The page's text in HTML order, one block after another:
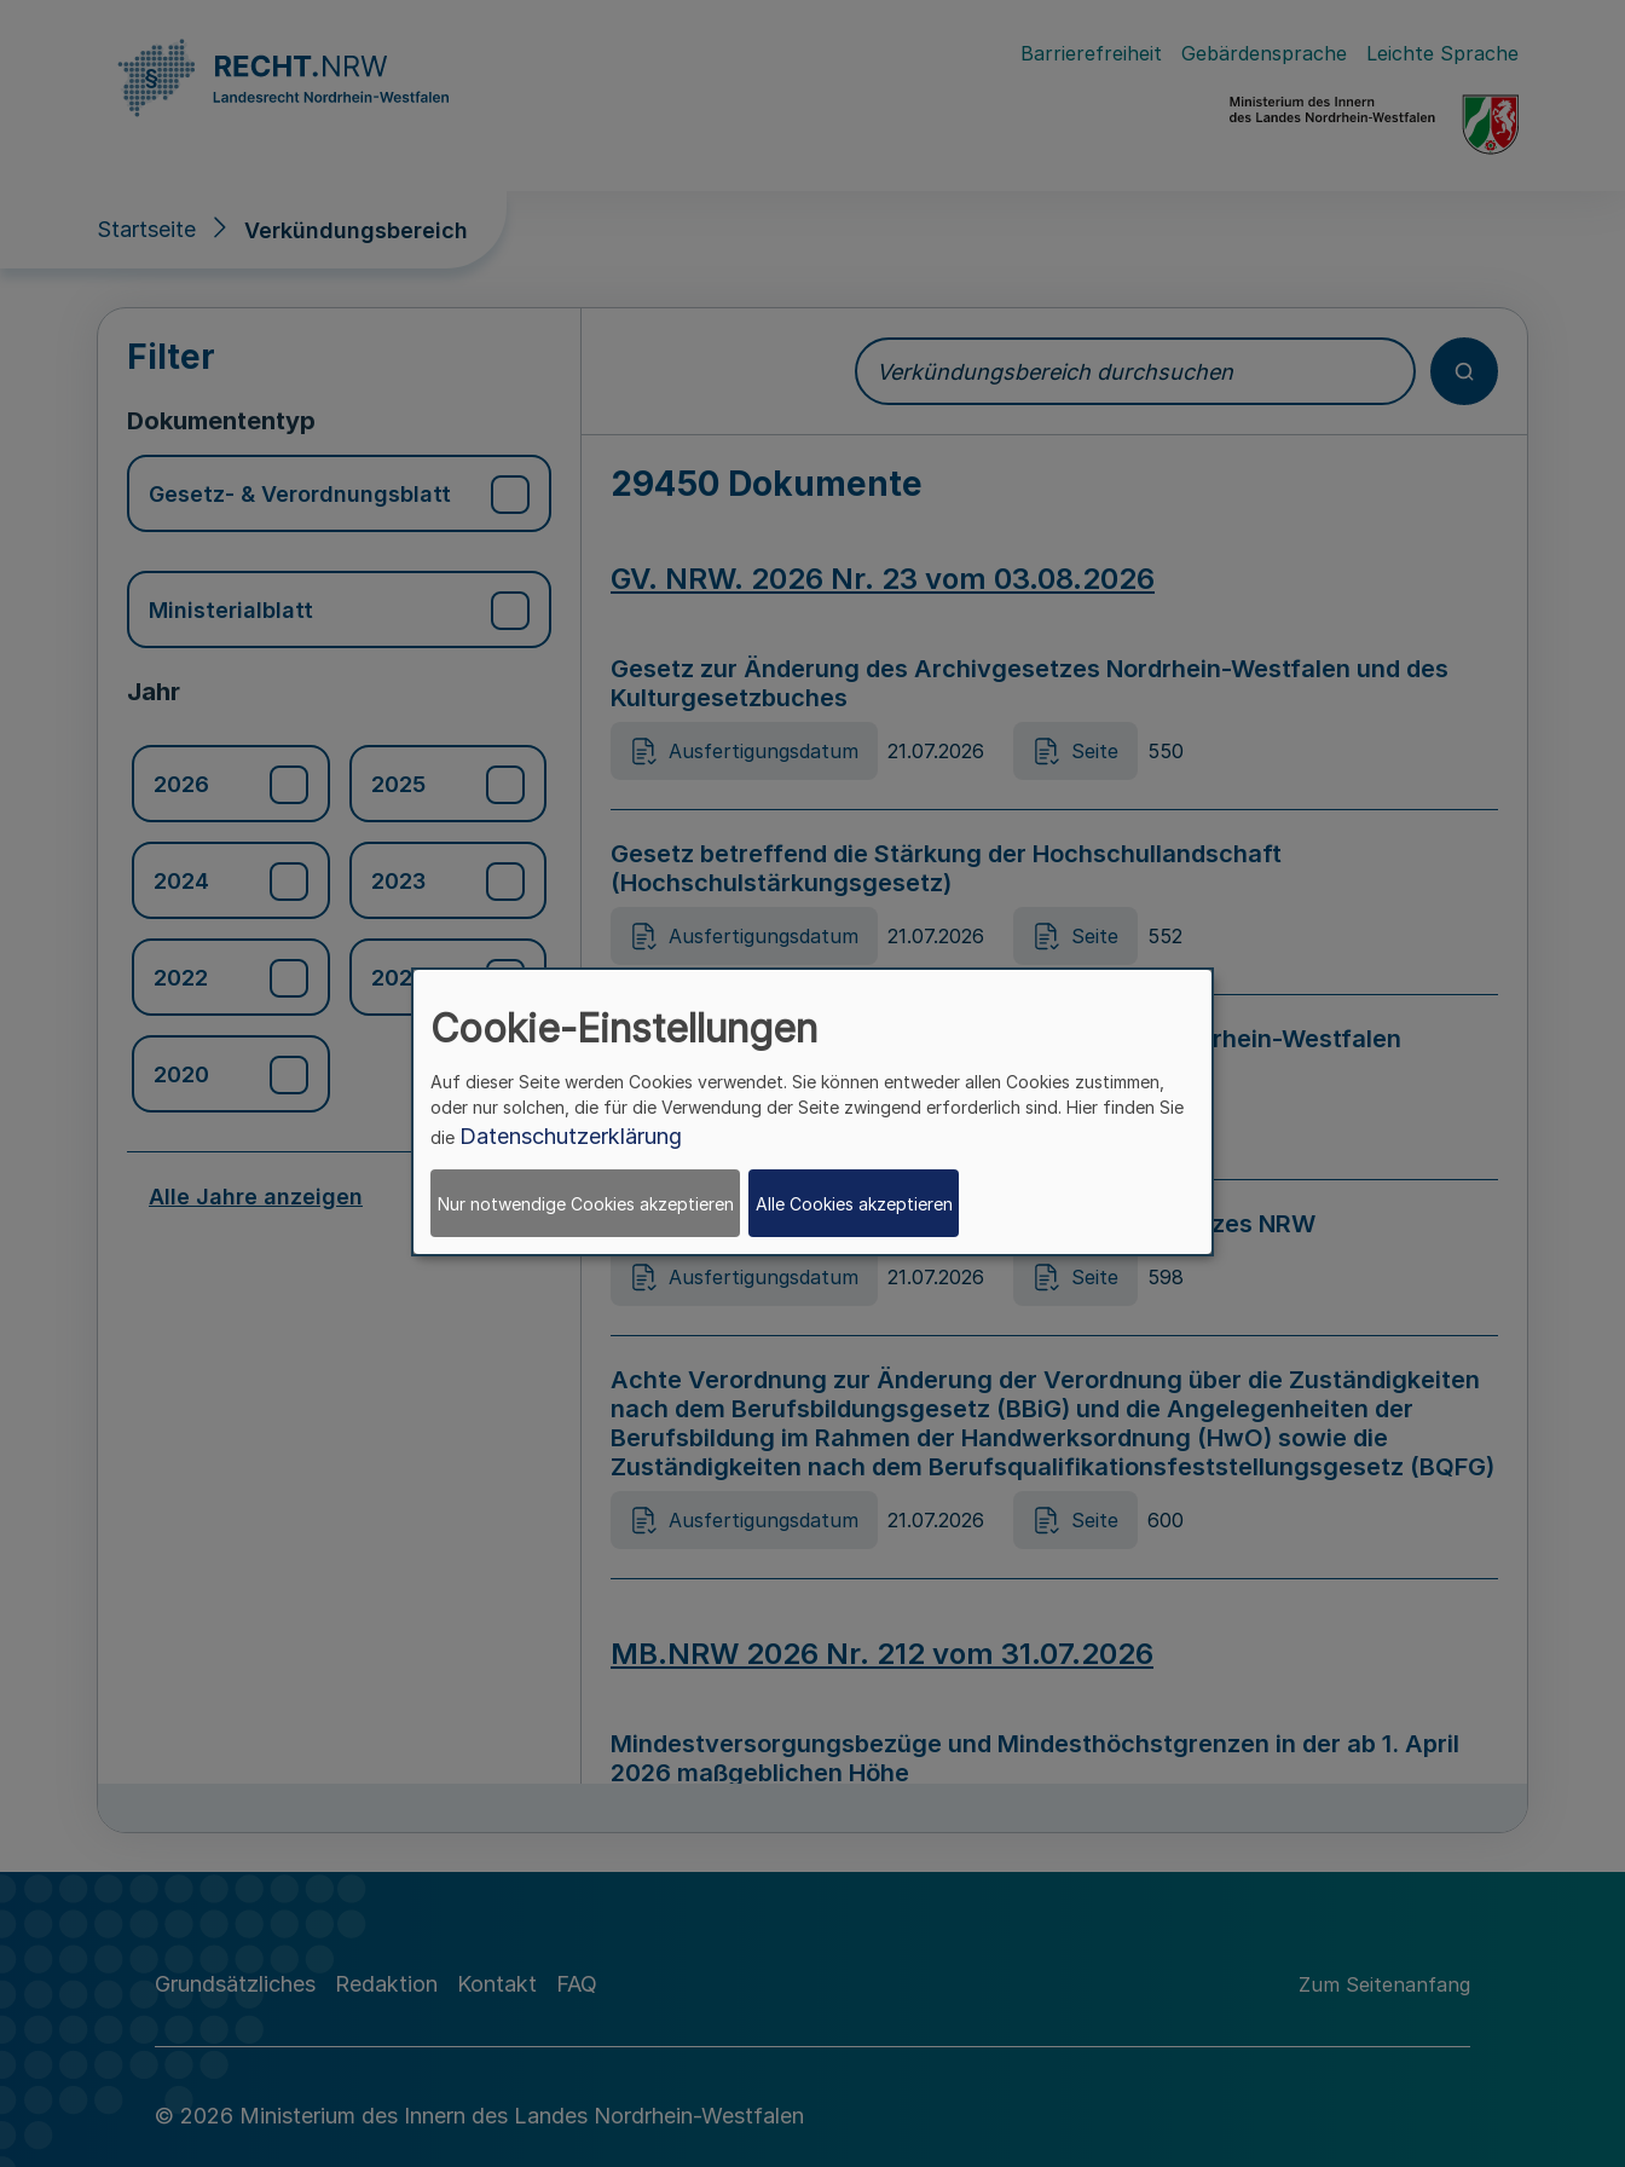
Barrierefreiheit Gebärdensprache Leichte Sprache
Startseite Verkündungsbereich
Verkündungsbereich
Filter
Dokumententyp
Gesetz- & Verordnungsblatt
Ministerialblatt
Jahr
2026 2025
2024 2023
2022 2021
2020
Alle Jahre anzeigen
Verkündungsbereich durchsuchen
29450 Dokumente
GV. NRW. 2026 Nr. 23 vom 03.08.2026
Gesetz zur Änderung des Archivgesetzes Nordrhein-Westfalen und des
Kulturgesetzbuches
Ausfertigungsdatum 21.07.2026 Seite 550
Gesetz betreffend die Stärkung der Hochschullandschaft
(Hochschulstärkungsgesetz)
Ausfertigungsdatum 21.07.2026 Seite 552
Gesetz zur Vermeidung von Diskriminierung in Nordrhein-Westfalen
(Landesantidiskriminierungsgesetz – LADG NRW)
Ausfertigungsdatum 21.07.2026 Seite 595
Gesetz zur Änderung des Online-Casinospiel Gesetzes NRW
Ausfertigungsdatum 21.07.2026 Seite 598
Achte Verordnung zur Änderung der Verordnung über die Zuständigkeiten
nach dem Berufsbildungsgesetz (BBiG) und die Angelegenheiten der
Berufsbildung im Rahmen der Handwerksordnung (HwO) sowie die
Zuständigkeiten nach dem Berufsqualifikationsfeststellungsgesetz (BQFG)
Ausfertigungsdatum 21.07.2026 Seite 600
MB.NRW 2026 Nr. 212 vom 31.07.2026
Mindestversorgungsbezüge und Mindesthöchstgrenzen in der ab 1. April
2026 maßgeblichen Höhe
Richtlinie zur Durchführung des Förderprogramms „Mittelstand Innovativ &
Grundsätzliches Redaktion Kontakt FAQ Zum Seitenanfang
© 2026 Ministerium des Innern des Landes Nordrhein-Westfalen
Cookie-Einstellungen
Auf dieser Seite werden Cookies verwendet. Sie können entweder allen Cookies zustimmen,
oder nur solchen, die für die Verwendung der Seite zwingend erforderlich sind. Hier finden Sie
die Datenschutzerklärung
Nur notwendige Cookies akzeptieren Alle Cookies akzeptieren